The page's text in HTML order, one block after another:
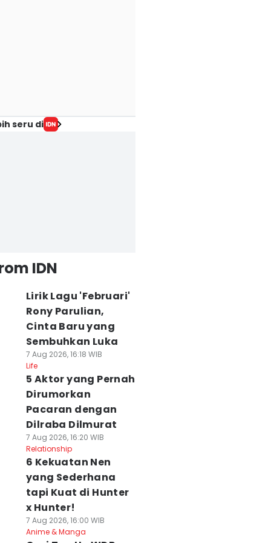
seru di
IDN
Lirik Lagu 'Februari'
Rony Parulian,
Cinta Baru yang
Sembuhkan Luka
7 Aug 2026, 16:18 WIB
Life
5 Aktor yang Pernah
Dirumorkan
Pacaran dengan
Dilraba Dilmurat
7 Aug 2026, 16:20 WIB
Relationship
6 Kekuatan Nen
yang Sederhana
tapi Kuat di Hunter
x Hunter!
7 Aug 2026, 16:00 WIB
Anime & Manga